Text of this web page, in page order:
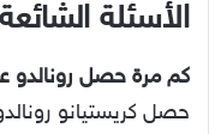
الأسئلة الشائعة
كم مرة حصل رونالدو